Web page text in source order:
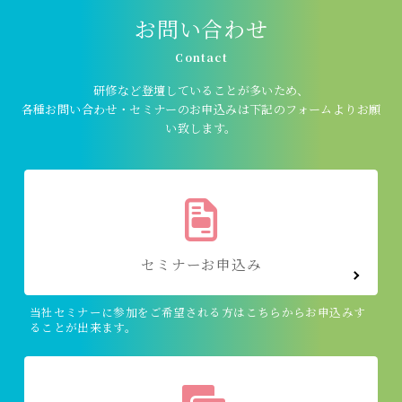
お問い合わせ
Contact
研修など登壇していることが多いため、
各種お問い合わせ・セミナーのお申込みは下記のフォームよりお願
い致します。
セミナーお申込み
当社セミナーに参加をご希望される方はこちらからお申込みす
ることが出来ます。